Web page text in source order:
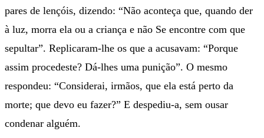
pares de lençóis, dizendo: “Não aconteça que, quando der
à luz, morra ela ou a criança e não Se encontre com que
sepultar”. Replicaram-lhe os que a acusavam: “Porque
assim procedeste? Dá-lhes uma punição”. O mesmo
respondeu: “Considerai, irmãos, que ela está perto da
morte; que devo eu fazer?” E despediu-a, sem ousar
condenar alguém.